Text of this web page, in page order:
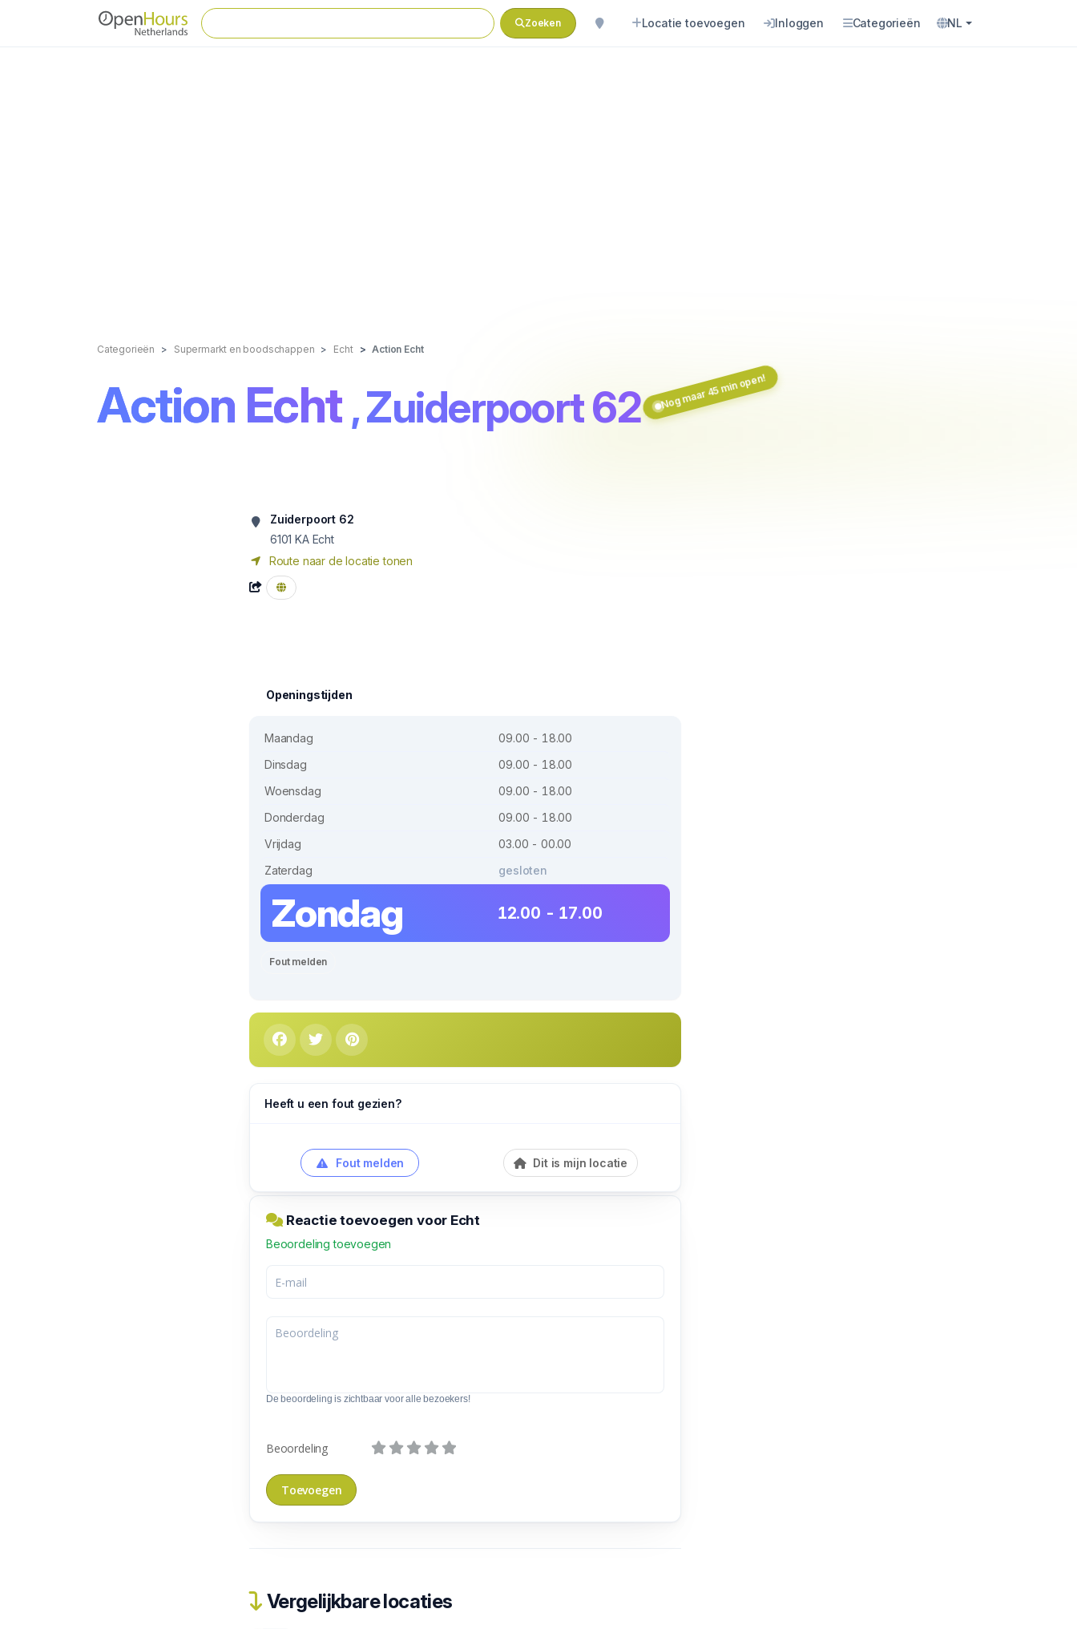
Zoeken Locatie toevoegen Inloggen Categorieën NL
Categorieën Supermarkt en boodschappen Echt Action Echt
Action Echt , Zuiderpoort 62 Nog maar 45 min open!
Zuiderpoort 62
6101 KA Echt
Route naar de locatie tonen
Openingstijden
Maandag
09.00 - 18.00
Dinsdag
09.00 - 18.00
Woensdag
09.00 - 18.00
Donderdag
09.00 - 18.00
Vrijdag
03.00 - 00.00
Zaterdag
gesloten
Zondag 12.00 - 17.00
Fout melden
Heeft u een fout gezien?
Fout melden Dit is mijn locatie
Reactie toevoegen voor Echt
Beoordeling toevoegen
De beoordeling is zichtbaar voor alle bezoekers!
Beoordeling
Vergelijkbare locaties